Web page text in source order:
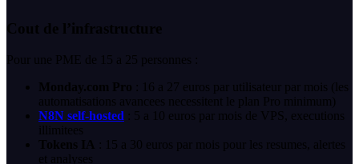
Cout de l’infrastructure
Pour une PME de 15 a 25 personnes :
Monday.com Pro : 16 a 27 euros par utilisateur par mois (les
automatisations avancees necessitent le plan Pro minimum)
N8N self-hosted : 5 a 10 euros par mois de VPS, executions
illimitees
Tokens IA
: 15 a 30 euros par mois pour les resumes, alertes
et analyses